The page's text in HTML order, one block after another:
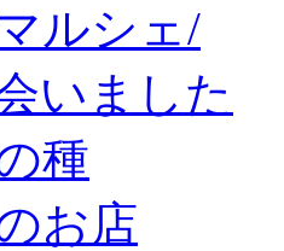
ルシェ/
いました
種
お店